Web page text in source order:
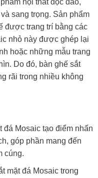
nội thất độc đáo,
sang trọng. Sản phẩm
được trang trí bằng các
nhỏ này được ghép lại
hoặc những mẫu trang
Do đó, bàn ghế sắt
rãi trong nhiều không
đá Mosaic tạo điểm nhấn
góp phần mang đến
cúng.
mặt đá Mosaic trong